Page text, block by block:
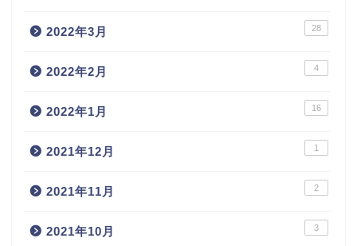
2022年3月 28
2022年2月 4
2022年1月 16
2021年12月 1
2021年11月 2
2021年10月 3